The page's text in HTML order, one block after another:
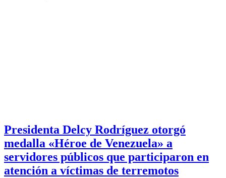
Presidenta Delcy Rodríguez otorgó
medalla «Héroe de Venezuela» a
servidores públicos que participaron en
atención a víctimas de terremotos